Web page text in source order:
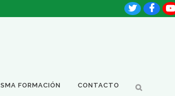
SMA FORMACIÓN CONTACTO